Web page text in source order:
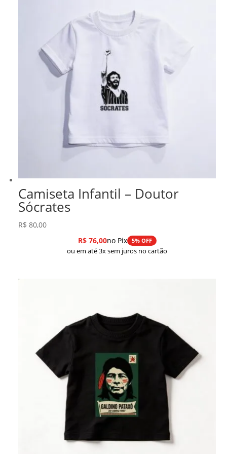
Camiseta Infantil – Doutor
Sócrates
R$ 80,00
R$76,00no Pix 5% OFF
ou em até 3x sem juros no cartão